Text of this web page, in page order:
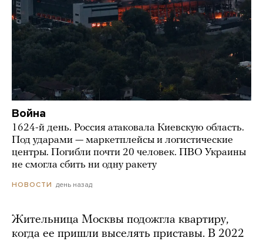
Война
1624-й день. Россия атаковала Киевскую область.
Под ударами — маркетплейсы и логистические
центры. Погибли почти 20 человек. ПВО Украины
не смогла сбить ни одну ракету
НОВОСТИ день назад
Жительница Москвы подожгла квартиру,
когда ее пришли выселять приставы. В 2022